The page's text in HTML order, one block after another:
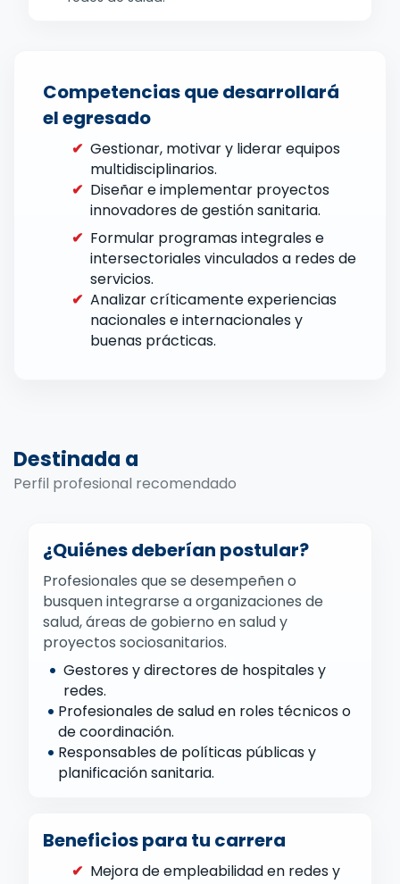
Competencias que desarrollará
el egresado
✔ Gestionar, motivar y liderar equipos
multidisciplinarios.
✔ Diseñar e implementar proyectos
innovadores de gestión sanitaria.
✔ Formular programas integrales e
intersectoriales vinculados a redes de
servicios.
✔ Analizar críticamente experiencias
nacionales e internacionales y
buenas prácticas.
Destinada a
Perfil profesional recomendado
¿Quiénes deberían postular?
Profesionales que se desempeñen o
busquen integrarse a organizaciones de
salud, áreas de gobierno en salud y
proyectos sociosanitarios.
• Gestores y directores de hospitales y
redes.
• Profesionales de salud en roles técnicos o
de coordinación.
• Responsables de políticas públicas y
planificación sanitaria.
Beneficios para tu carrera
✔ Mejora de empleabilidad en redes y